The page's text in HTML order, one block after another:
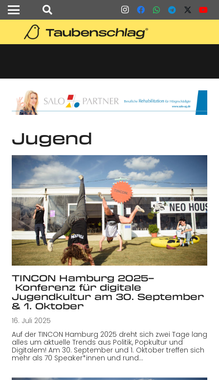
Jugend
TINCON Hamburg 2025–
Konferenz für digitale
Jugendkultur am 30. September
& 1. Oktober
16. Juli 2025
Auf der TINCON Hamburg 2025 dreht sich zwei Tage lang
alles um aktuelle Trends aus Politik, Popkultur und
Digitalem! Am 30. September und 1. Oktober treffen sich
mehr als 70 Speaker*innen und rund…